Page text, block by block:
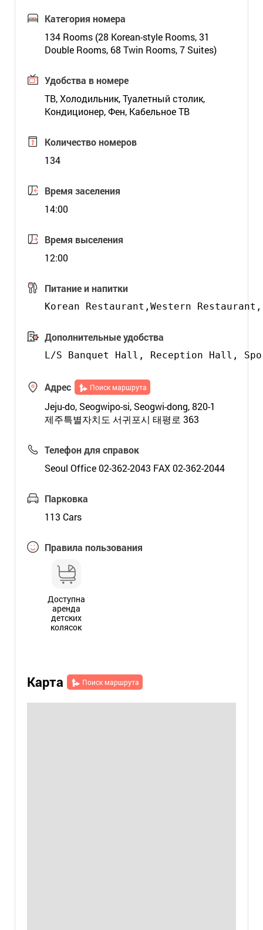
Категория номера
134 Rooms (28 Korean-style Rooms, 31
Double Rooms, 68 Twin Rooms, 7 Suites)
Удобства в номере
ТВ, Холодильник, Туалетный столик,
Кондиционер, Фен, Кабельное ТВ
Количество номеров
134
Время заселения
14:00
Время выселения
12:00
Питание и напитки
Дополнительные удобства
Адрес Поиск маршрута
Jeju-do, Seogwipo-si, Seogwi-dong, 820-1
제주특별자치도 서귀포시 태평로 363
Телефон для справок
Seoul Office 02-362-2043 FAX 02-362-2044
Парковка
113 Cars
Правила пользования
Доступна
аренда
детских
колясок
Карта Поиск маршрута